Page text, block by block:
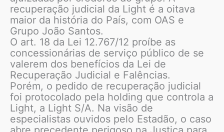
recuperação judicial da Light é a oitava
maior da história do País, com OAS e
Grupo João Santos.
O art. 18 da Lei 12.767/12 proíbe as
concessionárias de serviço público de se
valerem dos benefícios da Lei de
Recuperação Judicial e Falências.
Porém, o pedido de recuperação judicial
foi protocolado pela holding que controla a
Light, a Light S/A. Na visão de
especialistas ouvidos pelo Estadão, o caso